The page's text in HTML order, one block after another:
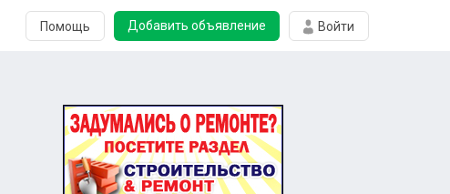
Помощь Добавить объявление Войти